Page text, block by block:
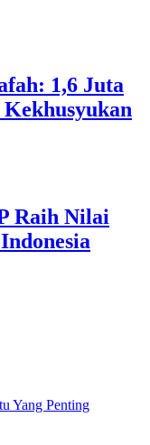
1,6 Juta
Raih Nilai
Yang Penting